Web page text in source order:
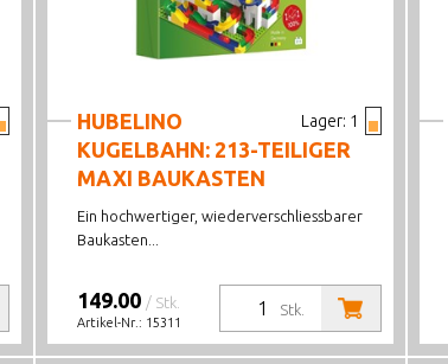
Lager: 1
HUBELINO
KUGELBAHN: 213-TEILIGER
MAXI BAUKASTEN
Ein hochwertiger, wiederverschliessbarer
Baukasten...
Stk.
149.00 / Stk.
Artikel-Nr.: 15311